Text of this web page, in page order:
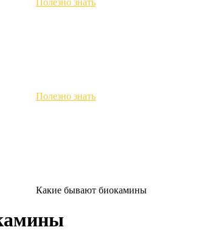
Полезно знать
Какие бывают биокамины